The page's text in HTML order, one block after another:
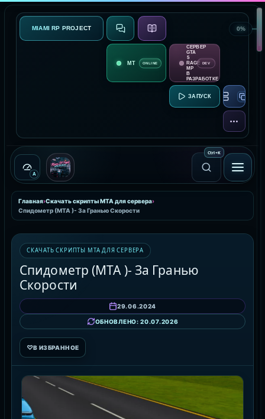
MIAMI RP PROJECT О ПРОЕКТЕ
ONLINE
СЕРВЕР
GTA
5
RAGE
MP
В
РАЗРАБОТКЕ
DEV
RAGE
ЕЩЁ
Ctrl+K
A
Главная›Скачать скрипты MTA для сервера›
Спидометр (МТА )- За Гранью Скорости
СКАЧАТЬ СКРИПТЫ MTA ДЛЯ СЕРВЕРА
Спидометр (МТА )- За Гранью
Скорости
29.06.2024
ОБНОВЛЕНО: 20.07.2026
♡В ИЗБРАННОЕ
0%